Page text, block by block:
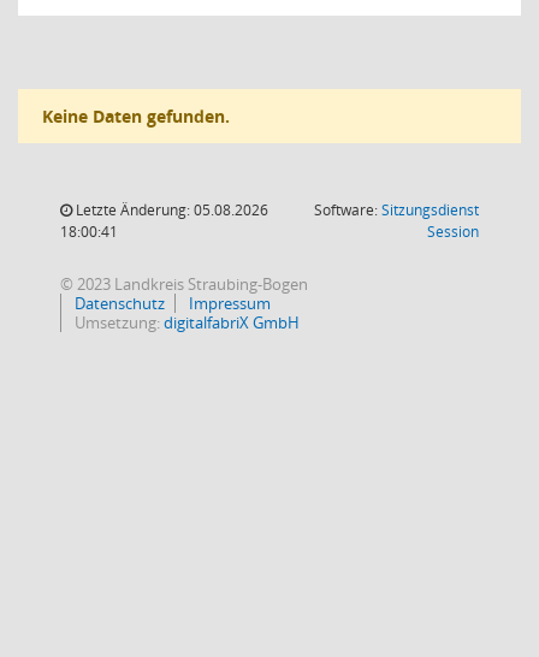
Keine Daten gefunden.
Letzte Änderung: 05.08.2026
18:00:41
Software:Sitzungsdienst
Session(Wird in
© 2023 Landkreis Straubing-Bogen
Datenschutz
Impressum
Umsetzung:digitalfabriX GmbH